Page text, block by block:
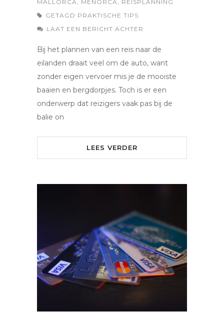
MALLORCA
MENORCA
REISPLANNING
GETAGD PRAKTISCHE TIPS
LAAT EEN BERICHT ACHTER
Bij het plannen van een reis naar de
eilanden draait veel om de auto, want
zonder eigen vervoer mis je de mooiste
baaien en bergdorpjes. Toch is er een
onderwerp dat reizigers vaak pas bij de
balie on
LEES VERDER